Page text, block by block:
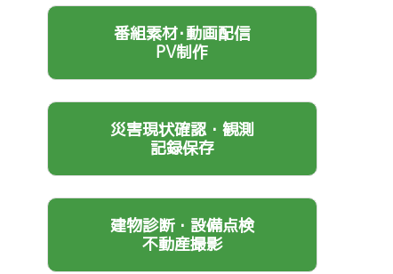
番組素材･動画配信
PV制作
災害現状確認・観測
記録保存
建物診断・設備点検
不動産撮影